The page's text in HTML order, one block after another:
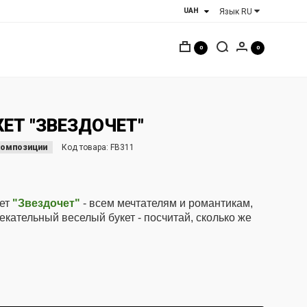
Язык RU
0 0
"ЗВЕЗДОЧЕТ"
Код товара: FB311
"Звездочет" - всем мечтателям и романтикам,
веселый букет - посчитай, сколько же